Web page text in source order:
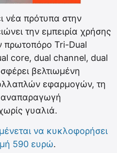
νέα πρότυπα στην
την εμπειρία χρήσης
πρωτοπόρο Tri-Dual
core, dual channel, dual
βελτιωμένη
εφαρμογών, τη
αναπαραγωγή
γυαλιά.
να κυκλοφορήσει
590 ευρώ.